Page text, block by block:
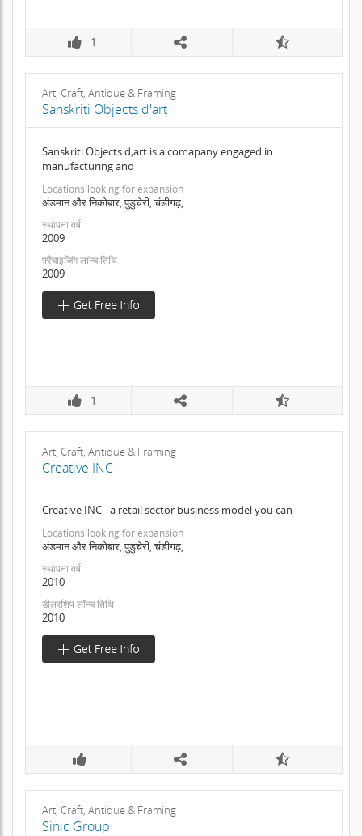
1
Art, Craft, Antique & Framing
Sanskriti Objects d'art
Sanskriti Objects d;art is a comapany engaged in
manufacturing and
Locations looking for expansion
अंडमान और निकोबार, पुडुचेरी, चंडीगढ़,
स्थापना वर्ष
2009
फ़्रैंचाइजिंग लॉन्च तिथि
2009
1
Art, Craft, Antique & Framing
Creative INC
Creative INC - a retail sector business model you can
Locations looking for expansion
अंडमान और निकोबार, पुडुचेरी, चंडीगढ़,
स्थापना वर्ष
2010
डीलरशिप लॉन्च तिथि
2010
Art, Craft, Antique & Framing
Sinic Group